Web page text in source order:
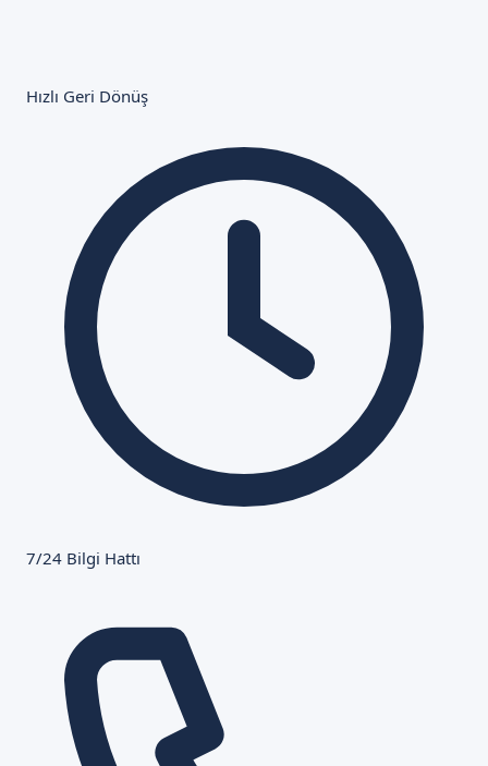
Hızlı Geri Dönüş
7/24 Bilgi Hattı